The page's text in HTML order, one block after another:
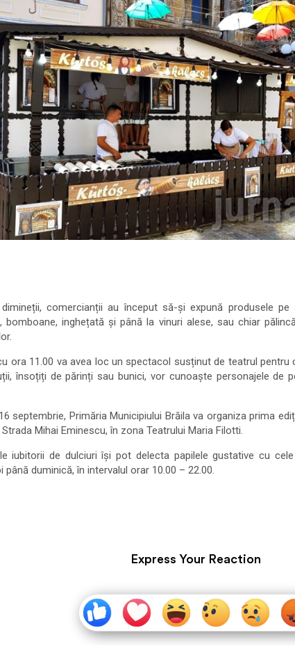
comercianții au început să-și expună produsele pe
bomboane, inghețată și până la vinuri alese, sau chiar
ora 11.00 va avea loc un spectacol susținut de teatrul
însoțiți de părinți sau bunici, vor cunoaște personajele
septembrie, Primăria Municipiului Brăila va organiza prima
Mihai Eminescu, în zona Teatrului Maria Filotti.
iubitorii de dulciuri își pot delecta papilele gustative cu
până duminică, în intervalul orar 10.00 – 22.00.
Express Your Reaction